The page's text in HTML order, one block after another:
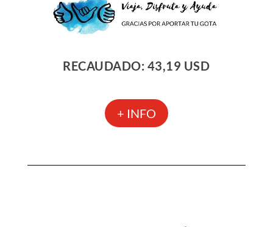
RECAUDADO: 43,19 USD
+ INFO